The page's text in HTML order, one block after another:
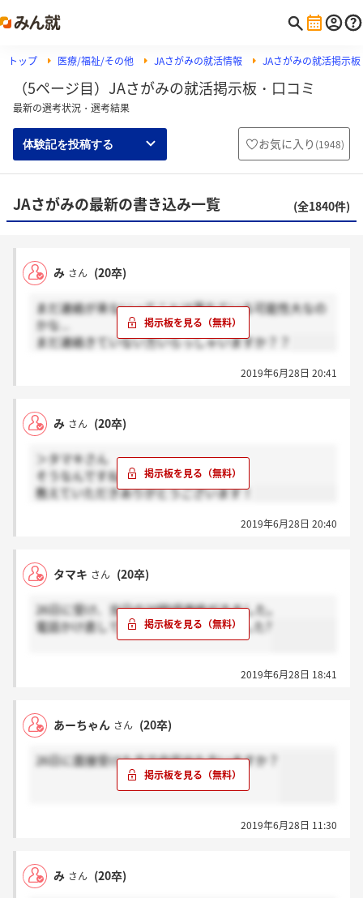
トップ 医療/福祉/その他 JAさがみの就活情報 JAさがみの就活掲示板
（5ページ目）JAさがみの就活掲示板・口コミ
最新の選考状況・選考結果
体験記を投稿する お気に入り (1948)
JAさがみの最新の書き込み一覧 (全1840件)
み さん (20卒)
まだ連絡が来ないってことは落ちている可能性大なの
かな...
まだ連絡きていない方いらっしゃいますか？？
2019年6月28日 20:41
み さん (20卒)
＞タマキさん
そうなんですね！
教えていただきありがとうございます！
2019年6月28日 20:40
タマキ さん (20卒)
26日に受け、当日の20時頃連絡がきました。
電話かけ直してもらえたので大丈夫でした?
2019年6月28日 18:41
あーちゃん さん (20卒)
26日に面接受けた方で内定出た方いますか？
2019年6月28日 11:30
み さん (20卒)